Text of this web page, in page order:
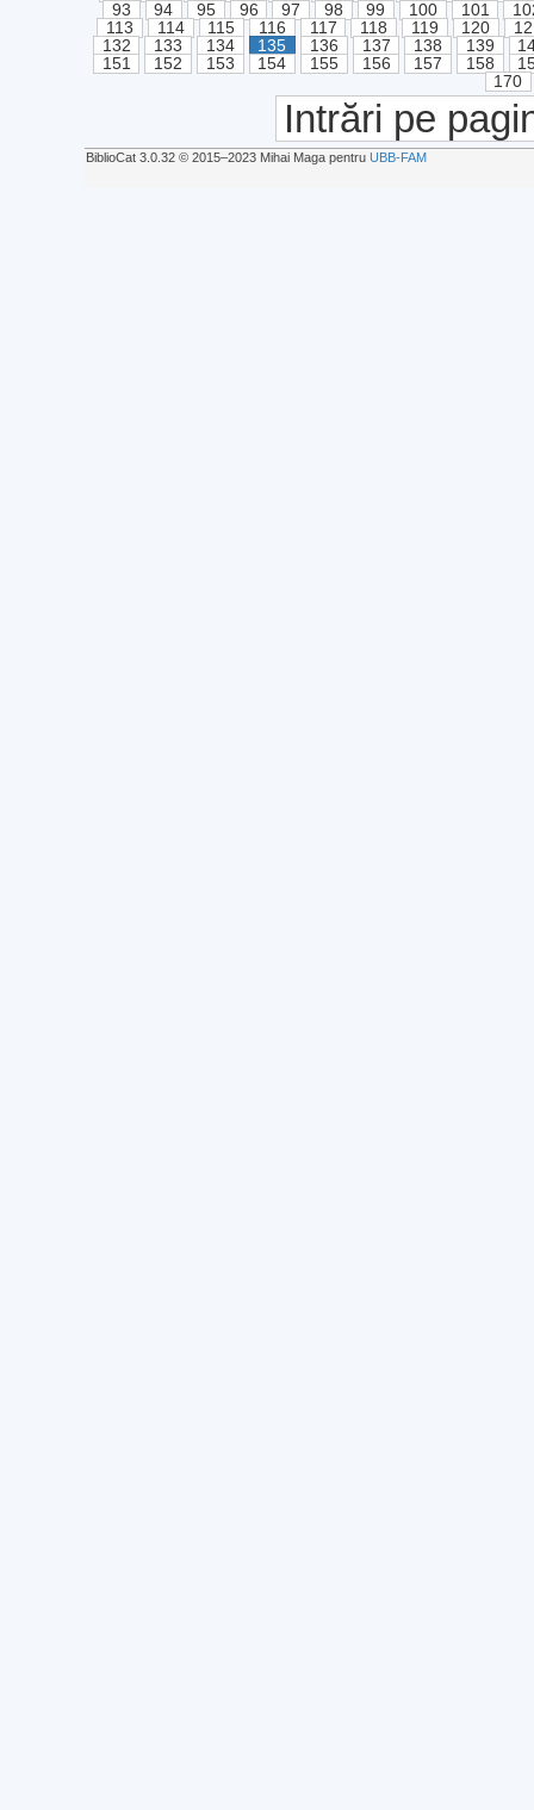
93
94 95 96 97 98 99 100 101
113
114 115 116 117 118 119 120
132
133 134 135 136 137 138 139
151
152 153 154 155 156 157 158
170
Intrări pe
BiblioCat 3.0.32 © 2015‒2023 Mihai Maga pentru UBB-FAM